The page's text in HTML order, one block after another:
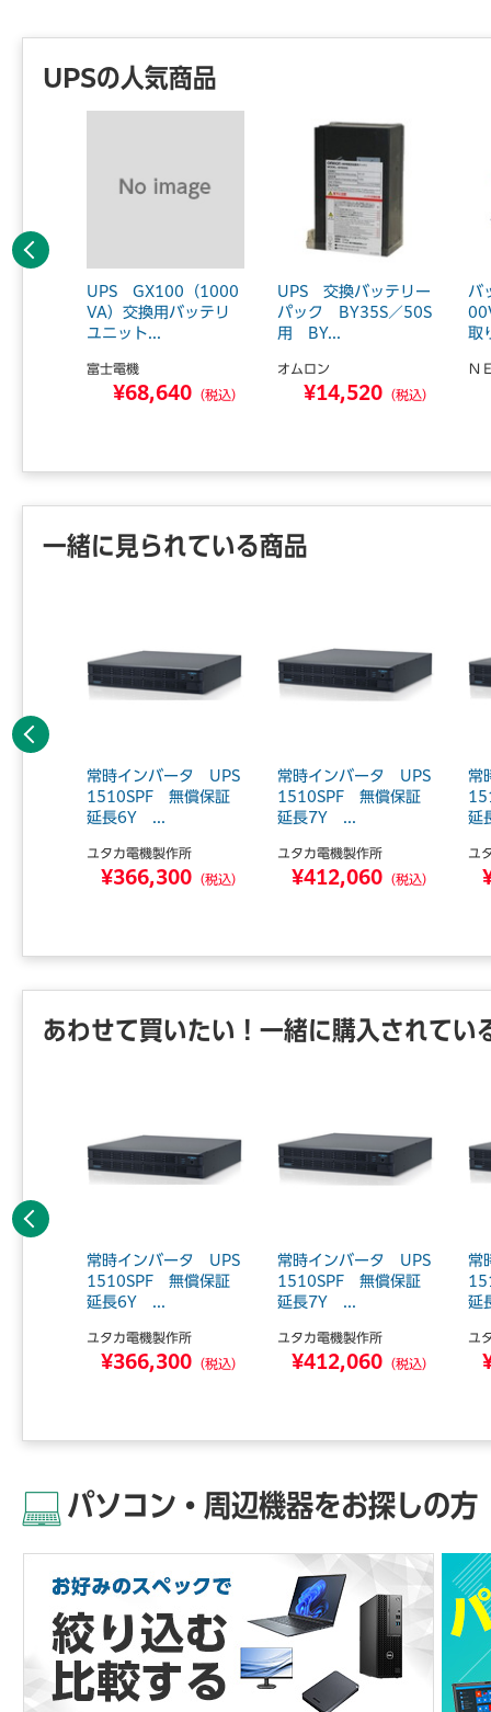
UPSの人気商品
UPS GX100（1000
VA）交換用バッテリ
ユニット...
富士電機
¥68,640 （税込）
UPS 交換バッテリー
パック BY35S／50S
用 BY...
オムロン
¥14,520 （税込）
バ
取
Ｎ
前へ
一緒に見られている商品
常時インバータ UPS
1510SPF 無償保証
延長6Y ...
ユタカ電機製作所
¥366,300 （税込）
常時インバータ UPS
1510SPF 無償保証
延長7Y ...
ユタカ電機製作所
¥412,060 （税込）
常
延
ユ
前へ
あわせて買いたい！一緒に購入されてい
常時インバータ UPS
1510SPF 無償保証
延長6Y ...
ユタカ電機製作所
¥366,300 （税込）
常時インバータ UPS
1510SPF 無償保証
延長7Y ...
ユタカ電機製作所
¥412,060 （税込）
常
延
ユ
前へ
パソコン・周辺機器をお探しの方